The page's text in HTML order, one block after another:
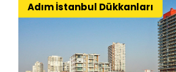
Adım İstanbul Dükkanları